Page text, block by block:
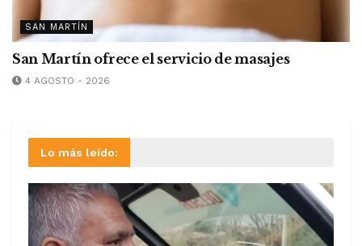
SAN MARTÍN
San Martín ofrece el servicio de masajes
4 AGOSTO - 2026
Lo más leído: